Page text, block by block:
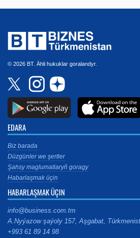
© 2026 BT. Ähli hukuklar goralandyr.
EDARA
Biz barada
Düzgünler we şertler
Şahsy maglumatlaryň goragy
Habarlaşmak üçin
HABARLAŞMAK ÜÇIN
info@business.com.tm
A.Nyýazow şaýoly 157, Aşgabat,
+993 61 89 14 98